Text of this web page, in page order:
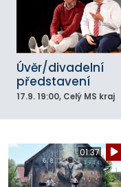
Úvěr/divadelní
představení
17.9. 19:00, Celý MS kraj
01:37